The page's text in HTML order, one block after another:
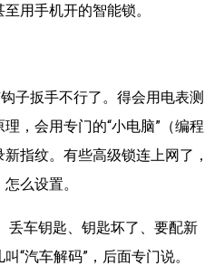
用手机开的智能锁。
子扳手不行了。得会用电表测
，会用专门的“小电脑”（编程
指纹。有些高级锁连上网了，
么设置。
丢车钥匙、钥匙坏了、要配新
“汽车解码”，后面专门说。